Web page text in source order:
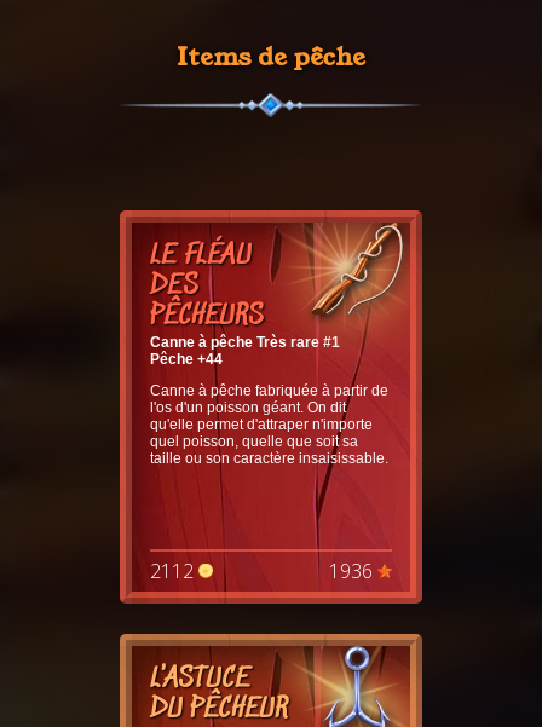
Items de pêche
LE FLÉAU
DES
PÊCHEURS
Canne à pêche Très rare #1
Pêche +44
Canne à pêche fabriquée à partir de
l'os d'un poisson géant. On dit
qu'elle permet d'attraper n'importe
quel poisson, quelle que soit sa
taille ou son caractère insaisissable.
2112 1936
L'ASTUCE
DU PÊCHEUR